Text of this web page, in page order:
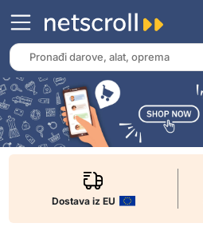
Dostava iz EU